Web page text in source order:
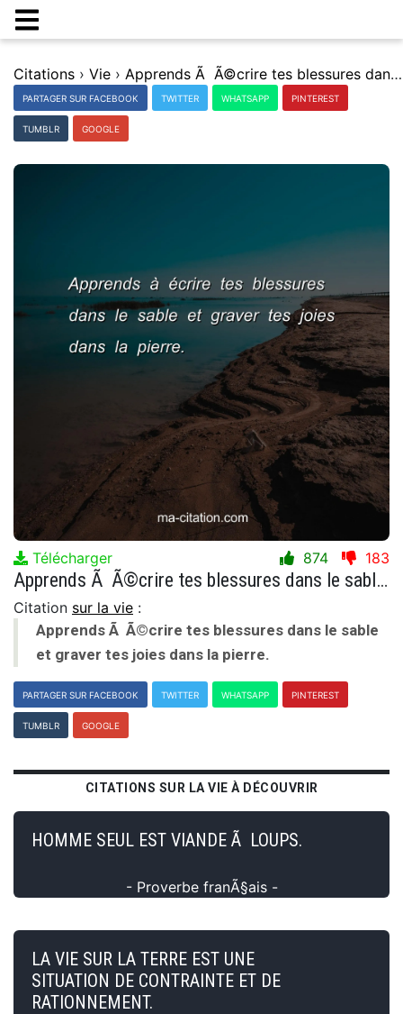
Citations › Vie › Apprends Ã Ã©crire tes blessures dans le sable et graver tes joies dans la pierre.
PARTAGER SUR FACEBOOK TWITTER WHATSAPP PINTEREST
TUMBLR GOOGLE
Télécharger 874 183
Apprends Ã Ã©crire tes blessures dans le sable et graver tes joies dans la pierre.
Citation sur la vie :
Apprends Ã Ã©crire tes blessures dans le sable
et graver tes joies dans la pierre.
PARTAGER SUR FACEBOOK TWITTER WHATSAPP PINTEREST
TUMBLR GOOGLE
CITATIONS SUR LA VIE À DÉCOUVRIR
HOMME SEUL EST VIANDE Ã LOUPS.
- Proverbe franÃ§ais -
LA VIE SUR LA TERRE EST UNE
SITUATION DE CONTRAINTE ET DE
RATIONNEMENT.